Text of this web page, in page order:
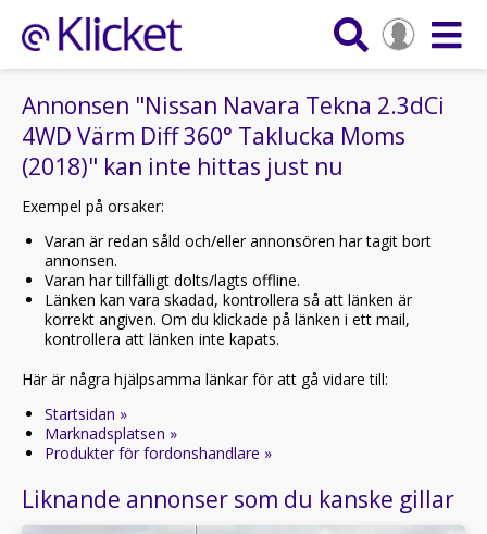
Annonsen "Nissan Navara Tekna 2.3dCi
4WD Värm Diff 360° Taklucka Moms
(2018)" kan inte hittas just nu
Exempel på orsaker:
Varan är redan såld och/eller annonsören har tagit bort
annonsen.
Varan har tillfälligt dolts/lagts offline.
Länken kan vara skadad, kontrollera så att länken är
korrekt angiven. Om du klickade på länken i ett mail,
kontrollera att länken inte kapats.
Här är några hjälpsamma länkar för att gå vidare till:
Startsidan »
Marknadsplatsen »
Produkter för fordonshandlare »
Liknande annonser som du kanske gillar